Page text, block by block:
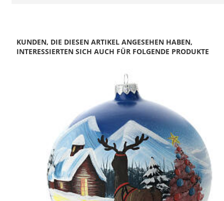
KUNDEN, DIE DIESEN ARTIKEL ANGESEHEN HABEN,
INTERESSIERTEN SICH AUCH FÜR FOLGENDE PRODUKTE